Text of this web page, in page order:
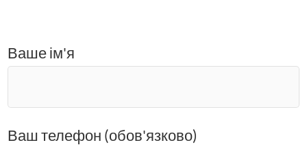
Ваше ім'я
Ваш телефон (обов'язково)